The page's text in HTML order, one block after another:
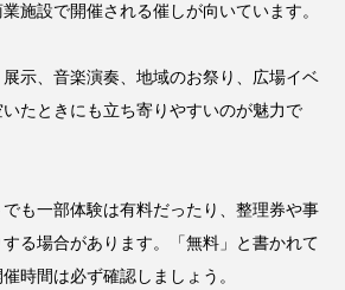
施設で開催される催しが向いています。
示、音楽演奏、地域のお祭り、広場イベ
たときにも立ち寄りやすいのが魅力で
も一部体験は有料だったり、整理券や事
る場合があります。「無料」と書かれて
時間は必ず確認しましょう。